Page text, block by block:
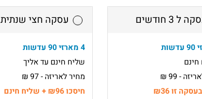
ל 3 חודשים
- 99 ₪
זו ₪36
עסקה חצי שנתית
4 מארזי 90 עדשות
שליח חינם עד אליך
מחיר לאריזה - 97 ₪
חיסכו ₪96 + שליח חינם